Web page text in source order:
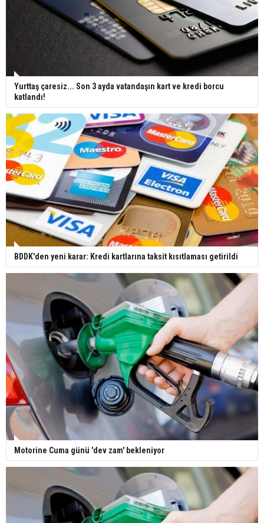
Yurttaş çaresiz... Son 3 ayda vatandaşın kart ve kredi borcu
katlandı!
BDDK'den yeni karar: Kredi kartlarına taksit kısıtlaması getirildi
Motorine Cuma günü 'dev zam' bekleniyor